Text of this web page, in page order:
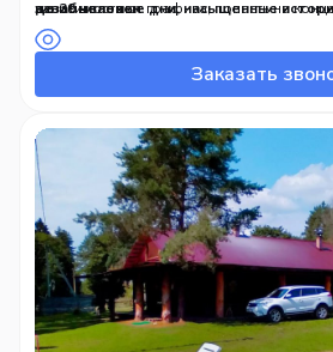
до 39 человек.
Прозрачное бронирование
12:00
+375 33 644-54-51, +375 44
звонков Ср-Пт с 9:00 до 17:30).
зависимости от графика, попасть на
театрализованные экскурсии, регулярно
комплексе.
Доступ ко всей инфраструктуре парка
вертолетную или конную
драккаре викингов, посетитьбаню у
незабываемые дни, насыщенные
природой.
Заказать